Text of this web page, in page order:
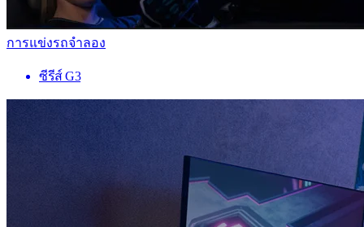
การแข่งรถจำลอง
ซีรีส์ G3